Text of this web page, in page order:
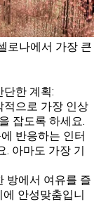
로나에서 가장 큰
한 계획:
적으로 가장 인상
잡도록 하세요.
반응하는 인터
아마도 가장 기
방에서 여유를 즐
안성맞춤입니